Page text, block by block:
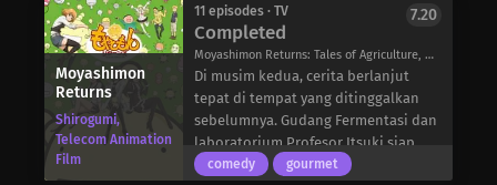
tersembunyi dan bekas luka
emosional satu sama lain, yang pada
akhirnya dapat merobek-robek StuCS
dan persahabatan mereka.
Kannagi, seorang gadis yang keras
kepala namun baik hati; Rinka
Kunitachi, wakil ketua OSIS; Mei
Sagara, yang mengelola sebuah kafe
dan berpakaian seperti penyihir; dan
Mana Tendou, ketua OSIS. Namun,
ada sebuah komplikasi: salah satu
dari mereka adalah saudara tirinya
Terapung Inggris, Tres España sedang
mempersiapkan armadanya sendiri
untuk berperang melawan
Kepulauan Inggris. Sekarang, saat
pencarian emosi Horizon mencapai
klimaksnya, pertempuran baru Tori
akan segera dimulai di negeri yang
diperintah oleh Ratu Peri! Reka
Moyashimon
Returns
Shirogumi,
Telecom Animation
Film
11 episodes · TV
Completed
Moyashimon Returns: Tales of Agriculture, Moyasimon Returns, もやしもん リターンズ
7.20
Di musim kedua, cerita berlanjut
tepat di tempat yang ditinggalkan
sebelumnya. Gudang Fermentasi dan
laboratorium Profesor Itsuki siap
beroperasi dan dengan bakat unik
comedy gourmet